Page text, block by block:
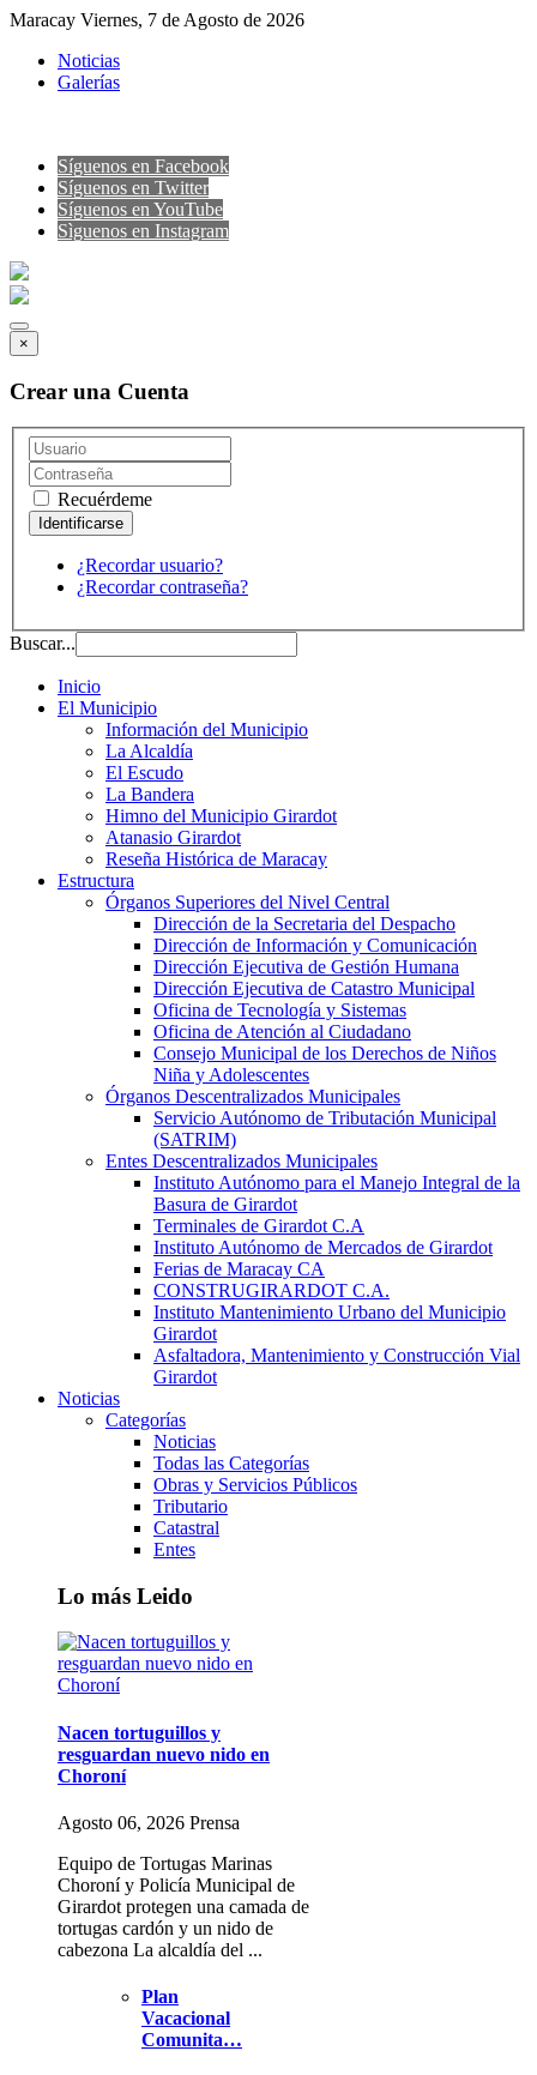
Maracay Viernes, 7 de Agosto de 2026
Noticias
Galerías
Síguenos en Facebook
Síguenos en Twitter
Síguenos en YouTube
Sìguenos en Instagram
×
Crear una Cuenta
Recuérdeme
¿Recordar usuario?
¿Recordar contraseña?
Buscar...
Inicio
El Municipio
Información del Municipio
La Alcaldía
El Escudo
La Bandera
Himno del Municipio Girardot
Atanasio Girardot
Reseña Histórica de Maracay
Estructura
Órganos Superiores del Nivel Central
Dirección de la Secretaria del Despacho
Dirección de Información y Comunicación
Dirección Ejecutiva de Gestión Humana
Dirección Ejecutiva de Catastro Municipal
Oficina de Tecnología y Sistemas
Oficina de Atención al Ciudadano
Consejo Municipal de los Derechos de Niños
Niña y Adolescentes
Órganos Descentralizados Municipales
Servicio Autónomo de Tributación Municipal
(SATRIM)
Entes Descentralizados Municipales
Instituto Autónomo para el Manejo Integral de la
Basura de Girardot
Terminales de Girardot C.A
Instituto Autónomo de Mercados de Girardot
Ferias de Maracay CA
CONSTRUGIRARDOT C.A.
Instituto Mantenimiento Urbano del Municipio
Girardot
Asfaltadora, Mantenimiento y Construcción Vial
Girardot
Noticias
Categorías
Noticias
Todas las Categorías
Obras y Servicios Públicos
Tributario
Catastral
Entes
Lo más Leido
Nacen tortuguillos y
resguardan nuevo nido en
Choroní
Agosto 06, 2026 Prensa
Equipo de Tortugas Marinas
Choroní y Policía Municipal de
Girardot protegen una camada de
tortugas cardón y un nido de
cabezona La alcaldía del ...
Plan
Vacacional
Comunita…